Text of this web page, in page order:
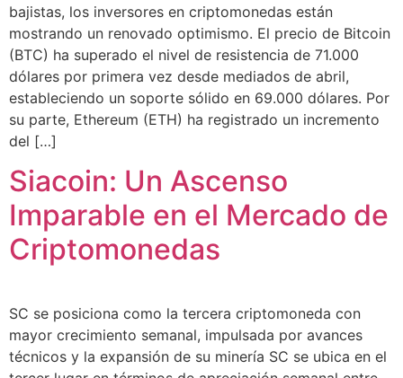
bajistas, los inversores en criptomonedas están
mostrando un renovado optimismo. El precio de Bitcoin
(BTC) ha superado el nivel de resistencia de 71.000
dólares por primera vez desde mediados de abril,
estableciendo un soporte sólido en 69.000 dólares. Por
su parte, Ethereum (ETH) ha registrado un incremento
del […]
Siacoin: Un Ascenso
Imparable en el Mercado de
Criptomonedas
SC se posiciona como la tercera criptomoneda con
mayor crecimiento semanal, impulsada por avances
técnicos y la expansión de su minería SC se ubica en el